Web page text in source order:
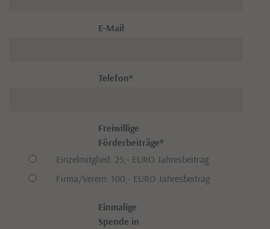
E-Mail
Telefon*
Freiwillige
Förderbeiträge*
Einzelmitglied: 25,- EURO Jahresbeitrag
Firma/Verein: 100,- EURO Jahresbeitrag
Einmalige
Spende in